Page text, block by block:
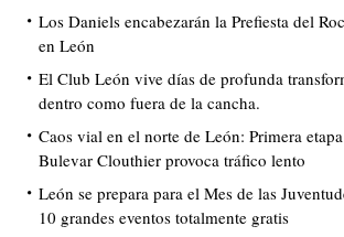
Los Daniels encabezarán la Prefiesta del
en León
El Club León vive días de profunda
dentro como fuera de la cancha.
Caos vial en el norte de León: Primera
Bulevar Clouthier provoca tráfico lento
León se prepara para el Mes de las
10 grandes eventos totalmente gratis